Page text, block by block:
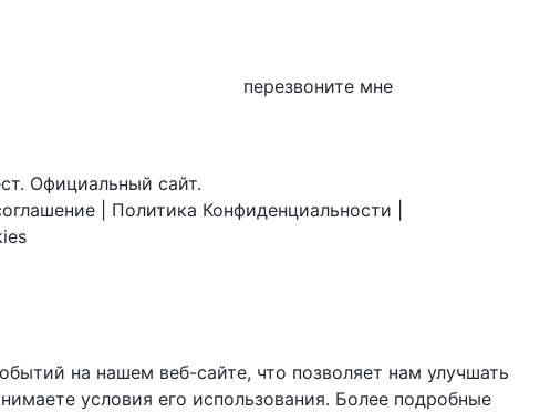
перезвоните мне
Официальный сайт.
Политика Конфиденциальности
на нашем веб-сайте, что позволяет нам улучшать
условия его использования. Более подробные